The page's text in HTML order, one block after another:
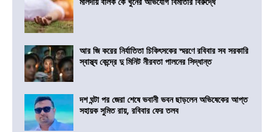
আর জি করের নির্যাতিতা চিকিৎসকের স্মরণে রবিবার সব সরকারি
স্বাস্থ্য কেন্দ্রে দু মিনিট নীরবতা পালনের সিদ্ধান্ত
দশ ঘন্টা পর জেরা শেষে ভবানী ভবন ছাড়লেন অভিষেকের আপ্ত
সহায়ক সুমিত রায়, রবিবার ফের তলব